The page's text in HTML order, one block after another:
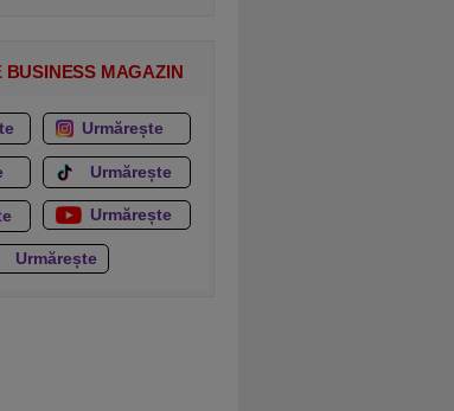
BUSINESS MAGAZIN
Urmărește
Urmărește
Urmărește
Urmărește